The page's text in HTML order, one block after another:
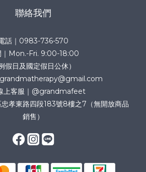
聯絡我們
話｜0983-736-570
｜Mon.-Fri. 9:00-18:00
例假日及國定假日公休）
grandmatherapy@gmail.com
上客服｜@grandmafeet
孝東路四段183號8樓之7（無開放商品
銷售）